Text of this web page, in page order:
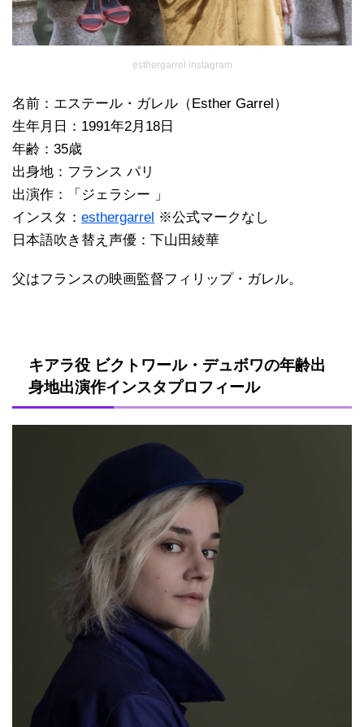
esthergarrel instagram
名前：エステール・ガレル（Esther Garrel）
生年月日：1991年2月18日
年齢：35歳
出身地：フランス パリ
出演作：「ジェラシー 」
インスタ： esthergarrel ※公式マークなし
日本語吹き替え声優：下山田綾華
父はフランスの映画監督フィリップ・ガレル。
キアラ役 ビクトワール・デュボワの年齢出
身地出演作インスタプロフィール